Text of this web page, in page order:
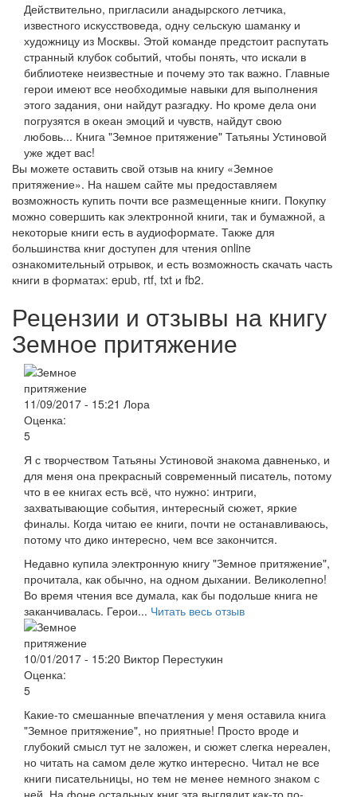
Действительно, пригласили анадырского летчика,
известного искусствоведа, одну сельскую шаманку и
художницу из Москвы. Этой команде предстоит распутать
странный клубок событий, чтобы понять, что искали в
библиотеке неизвестные и почему это так важно. Главные
герои имеют все необходимые навыки для выполнения
этого задания, они найдут разгадку. Но кроме дела они
погрузятся в океан эмоций и чувств, найдут свою
любовь... Книга "Земное притяжение" Татьяны Устиновой
уже ждет вас!
Вы можете оставить свой отзыв на книгу «Земное
притяжение». На нашем сайте мы предоставляем
возможность купить почти все размещенные книги. Покупку
можно совершить как электронной книги, так и бумажной, а
некоторые книги есть в аудиоформате. Также для
большинства книг доступен для чтения online
ознакомительный отрывок, и есть возможность скачать часть
книги в форматах: epub, rtf, txt и fb2.
Рецензии и отзывы на книгу
Земное притяжение
11/09/2017 - 15:21 Лора
Оценка:
5
Я с творчеством Татьяны Устиновой знакома давненько, и
для меня она прекрасный современный писатель, потому
что в ее книгах есть всё, что нужно: интриги,
захватывающие события, интересный сюжет, яркие
финалы. Когда читаю ее книги, почти не останавливаюсь,
потому что дико интересно, чем все закончится.
Недавно купила электронную книгу "Земное притяжение",
прочитала, как обычно, на одном дыхании. Великолепно!
Во время чтения все думала, как бы подольше книга не
заканчивалась. Герои... Читать весь отзыв
10/01/2017 - 15:20 Виктор Перестукин
Оценка:
5
Какие-то смешанные впечатления у меня оставила книга
"Земное притяжение", но приятные! Просто вроде и
глубокий смысл тут не заложен, и сюжет слегка нереален,
но читать на самом деле жутко интересно. Читал не все
книги писательницы, но тем не менее немного знаком с
ней. На фоне остальных книг эта выглядит как-то по-